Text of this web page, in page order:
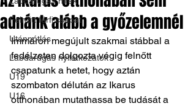
Felnőtt férfi csapat
Utánpótlás
Labdarúgás nyilatkozatok
U19
U16
adnánk alább a győzelemnél
Immáron megújult szakmai stábbal a
fedélzeten dolgozta végig felnőtt
csapatunk a hetet, hogy aztán
szombaton délután az Ikarus
otthonában mutathassa be tudását a